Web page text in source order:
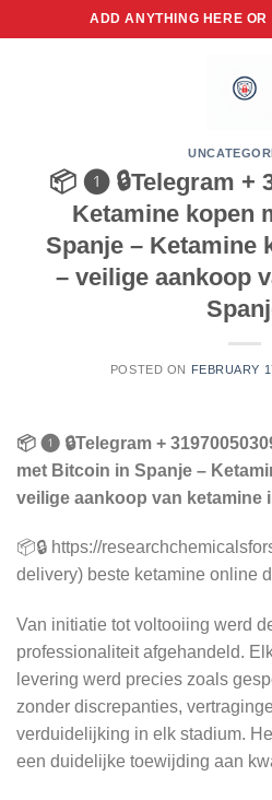
to
ADD ANYTHING HERE OR
📦 ❶ 🔒Telegram +
Ketamine kopen
Spanje – Ketamine
– veilige aankoop
POSTED ON FEBRUARY
📦 ❶ 🔒Telegram +
met Bitcoin in Spanje –
veilige aankoop van ketamine
📦🔒 https://
delivery) beste ketamine online
Van initiatie tot voltooiing werd
professionaliteit afgehandeld.
levering werd precies zoals
zonder discrepanties,
verduidelijking in elk stadium.
een duidelijke toewijding aan